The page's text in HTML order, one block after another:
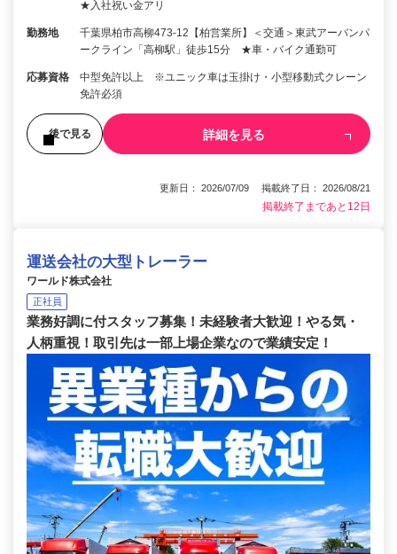
★入社祝い金アリ
勤務地
千葉県柏市高柳473-12【柏営業所】＜交通＞東武アーバンパ
ークライン「高柳駅」徒歩15分 ★車・バイク通勤可
応募資格
中型免許以上 ※ユニック車は玉掛け・小型移動式クレーン
免許必須
後で見る 詳細を見る
更新日： 2026/07/09 掲載終了日： 2026/08/21
掲載終了まであと12日
運送会社の大型トレーラー
ワールド株式会社
正社員
業務好調に付スタッフ募集！未経験者大歓迎！やる気・
人柄重視！取引先は一部上場企業なので業績安定！